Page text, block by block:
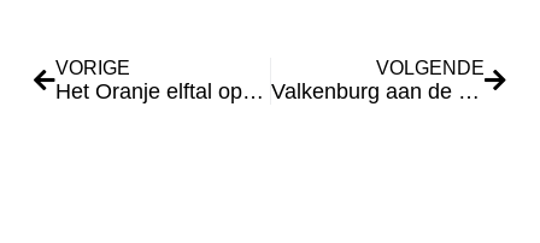
VORIGE
Het Oranje elftal op het EK 2024
VOLGENDE
Valkenburg aan de Geul, je moet het beleven